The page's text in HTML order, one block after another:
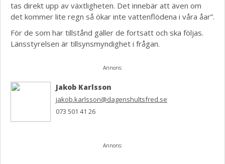
tas direkt upp av växtligheten. Det innebär att även om
det kommer lite regn så ökar inte vattenflödena i våra åar”.
För de som har tillstånd gäller de fortsatt och ska följas.
Länsstyrelsen är tillsynsmyndighet i frågan.
Annons:
Jakob Karlsson
jakob.karlsson@dagenshultsfred.se
073 501 41 26
Annons: